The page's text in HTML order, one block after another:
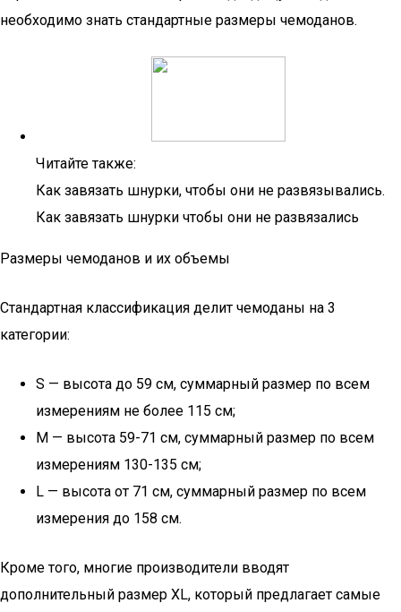
необходимо знать стандартные размеры чемоданов.
Читайте также:
Как завязать шнурки, чтобы они не развязывались.
Как завязать шнурки чтобы они не развязались
Размеры чемоданов и их объемы
Стандартная классификация делит чемоданы на 3
категории:
S — высота до 59 см, суммарный размер по всем
измерениям не более 115 см;
M — высота 59-71 см, суммарный размер по всем
измерениям 130-135 см;
L — высота от 71 см, суммарный размер по всем
измерения до 158 см.
Кроме того, многие производители вводят
дополнительный размер XL, который предлагает самые